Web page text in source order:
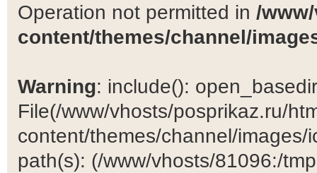
Operation not permitted in /
content/themes/channel/
Warning: include():
File(/www/vhosts/posprikaz.ru/
content/themes/channel/
path(s): (/www/vhosts/81096:/